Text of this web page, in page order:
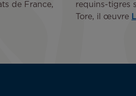
de France,
requins-tigres
Tore, il œuvre